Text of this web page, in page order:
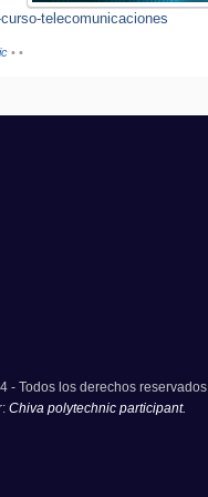
telecomunicaciones
• •
- Todos los derechos
Chiva polytechnic participant.